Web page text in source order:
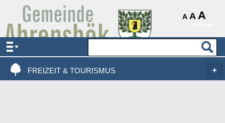
A A A
AKTUELLES & SERVICE
VERWALTUNG & POLITIK
FREIZEIT & TOURISMUS